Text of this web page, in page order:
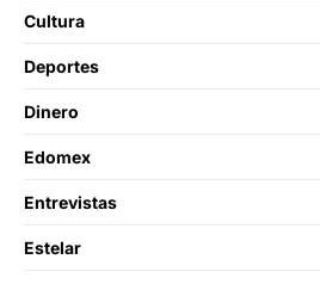
Cultura
Deportes
Dinero
Edomex
Entrevistas
Estelar